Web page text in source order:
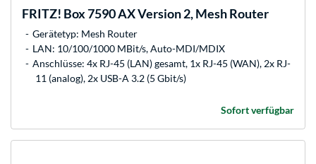
FRITZ! Box 7590 AX Version 2, Mesh Router
Gerätetyp: Mesh Router
LAN: 10/100/1000 MBit/s, Auto-MDI/MDIX
Anschlüsse: 4x RJ-45 (LAN) gesamt, 1x RJ-45 (WAN), 2x RJ-
11 (analog), 2x USB-A 3.2 (5 Gbit/s)
Sofort verfügbar